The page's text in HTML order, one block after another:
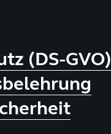
(DS-GVO)